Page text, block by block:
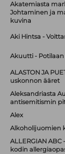
Akatemiasta
Johtaminen ja
kuvina
Aki Hintsa -
Akuutti - Potilaan
ALASTON JA
uskonnon ääret
Aleksandriasta
antisemitismin
Alex
Alkoholijuomien
ALLERGIAN
kodin